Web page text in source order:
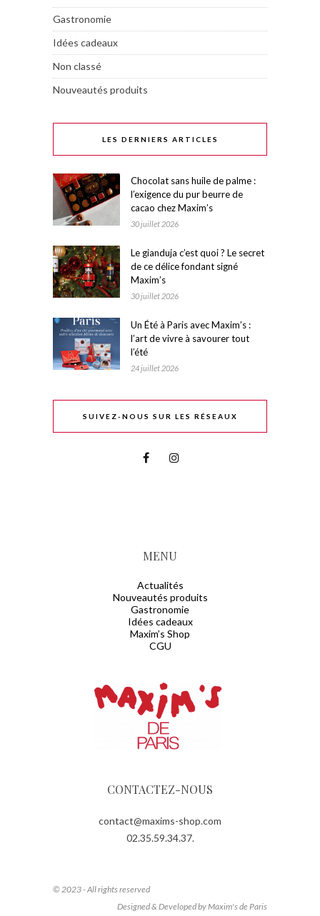
Gastronomie
Idées cadeaux
Non classé
Nouveautés produits
LES DERNIERS ARTICLES
Chocolat sans huile de palme :
l’exigence du pur beurre de
cacao chez Maxim’s
30 juillet 2026
Le gianduja c’est quoi ? Le secret
de ce délice fondant signé
Maxim’s
30 juillet 2026
Un Été à Paris avec Maxim’s :
l’art de vivre à savourer tout
l’été
24 juillet 2026
SUIVEZ-NOUS SUR LES RÉSEAUX
MENU
Actualités
Nouveautés produits
Gastronomie
Idées cadeaux
Maxim’s Shop
CGU
CONTACTEZ-NOUS
contact@maxims-shop.com
02.35.59.34.37.
© 2023 - All rights reserved
Designed & Developed by Maxim's de Paris